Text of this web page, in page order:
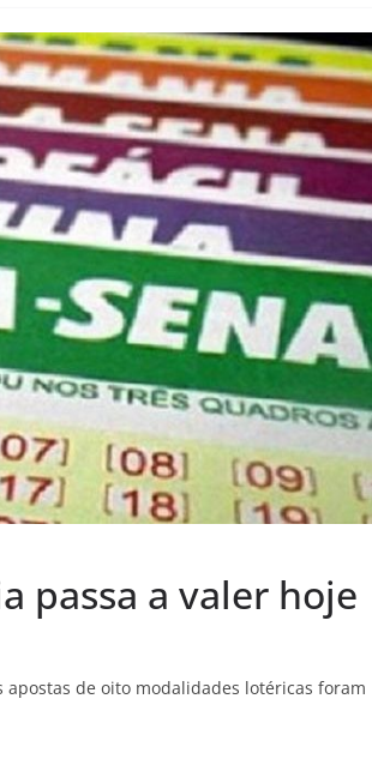
passa a valer hoje
de oito modalidades lotéricas foram